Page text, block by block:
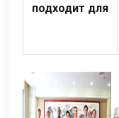
подходит для